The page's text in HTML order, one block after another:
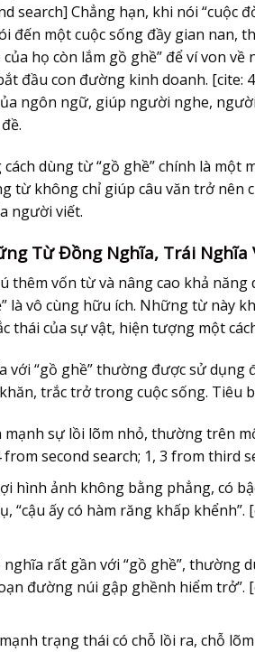
search] Chẳng hạn, khi nói “cuộc
đến một cuộc sống đầy gian nan,
họ còn lắm gồ ghề” để ví von
đầu con đường kinh doanh. [cite:
ngôn ngữ, giúp người nghe,
dùng từ “gồ ghề” chính là một
từ không chỉ giúp câu văn trở nên
người viết.
Từ Đồng Nghĩa, Trái Nghĩa
thêm vốn từ và nâng cao khả
là vô cùng hữu ích. Những từ này
thái của sự vật, hiện tượng một
với “gồ ghề” thường được sử
trắc trở trong cuộc sống. Tiêu
mạnh sự lồi lõm nhỏ, thường trên
from second search; 1, 3 from third
hình ảnh không bằng phẳng, có
“cậu ấy có hàm răng khấp
nghĩa rất gần với “gồ ghề”, thường
đường núi gập ghềnh hiểm trở”.
trạng thái có chỗ lồi ra, chỗ